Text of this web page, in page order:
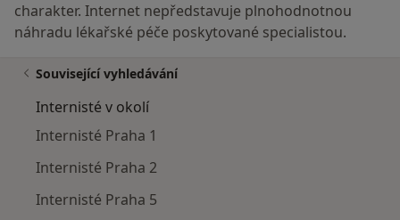
charakter. Internet nepředstavuje plnohodnotnou
náhradu lékařské péče poskytované specialistou.
Související vyhledávání
Internisté v okolí
Internisté Praha 1
Internisté Praha 2
Internisté Praha 5